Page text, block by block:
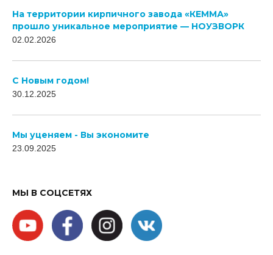
На территории кирпичного завода «КЕММА»
прошло уникальное мероприятие — НОУЗВОРК
02.02.2026
C Новым годом!
30.12.2025
Мы уценяем - Вы экономите
23.09.2025
МЫ В СОЦСЕТЯХ